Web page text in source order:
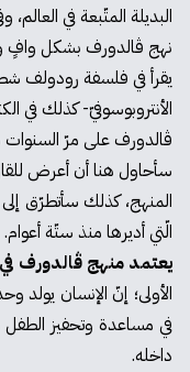
البديلة المتّبعة في
نهج ڤالدورف بشكل وافٍ
يقرأ في فلسفة رودولف
الأنتروبوسوفيّ- كذلك في
ڤالدورف على مرّ
سأحاول هنا أن أعرض
المنهج، كذلك سأتطرّق
الّتي أديرها منذ ستّة أعوام.
يعتمد منهج ڤالدورف في
الأولى؛ إنّ الإنسان يولد
في مساعدة وتحفيز
داخله.